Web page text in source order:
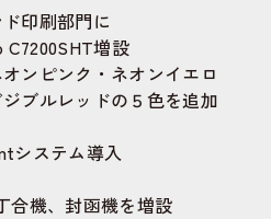
印刷部門に
C7200SHT増設
ンピンク・ネオンイエロ
ブルレッドの５色を追加
システム導入
合機、封函機を増設